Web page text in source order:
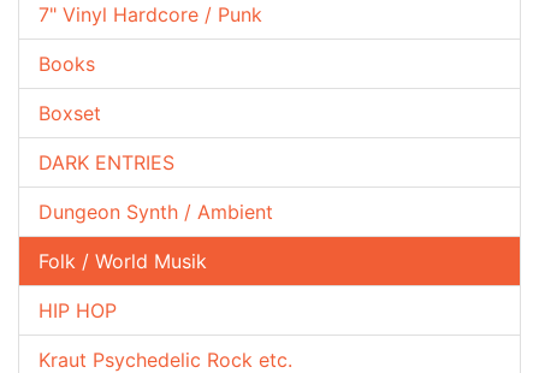
7" Vinyl Hardcore / Punk
Books
Boxset
DARK ENTRIES
Dungeon Synth / Ambient
Folk / World Musik
HIP HOP
Kraut Psychedelic Rock etc.